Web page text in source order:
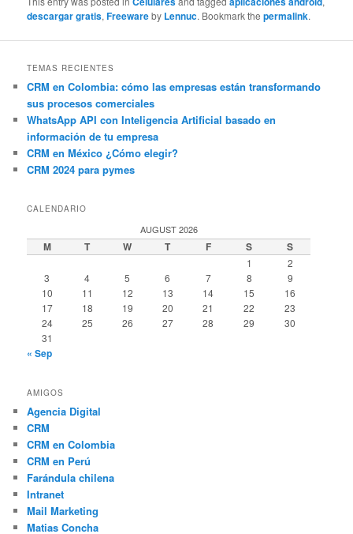
descargar gratis,Freewareby Lennuc. Bookmark thepermalink.
TEMAS RECIENTES
CRM en Colombia: cómo las empresas están transformando
sus procesos comerciales
WhatsApp API con Inteligencia Artificial basado en
información de tu empresa
CRM en México ¿Cómo elegir?
CRM 2024 para pymes
CALENDARIO
AUGUST 2026
M T W T F S S
1
2
3
4 5 6 7 8
9
10
11 12 13 14 15
16
17
18 19 20 21 22
23
24
25 26 27 28 29
30
31
« Sep
AMIGOS
Agencia Digital
CRM
CRM en Colombia
CRM en Perú
Farándula chilena
Intranet
Mail Marketing
Matias Concha